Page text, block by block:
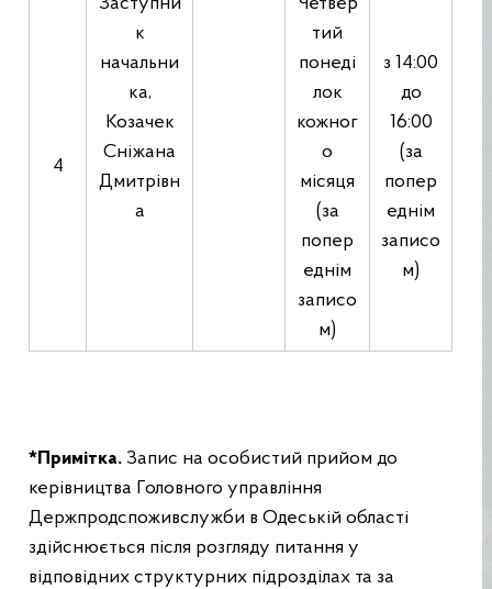
4
к
начальни
ка,
Козачек
Сніжана
Дмитрівн
а
тий
понеді
лок
кожног
о
місяця
(за
попер
еднім
записо
м)
з 14:00
до
16:00
(за
попер
еднім
записо
м)
*Примітка. Запис на особистий прийом до
керівництва Головного управління
Держпродспоживслужби в Одеській області
здійснюється після розгляду питання у
відповідних структурних підрозділах та за